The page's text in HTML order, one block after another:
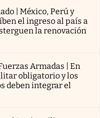
| México, Perú y
el ingreso al país a
la renovación
Armadas | En
obligatorio y los
deben integrar el